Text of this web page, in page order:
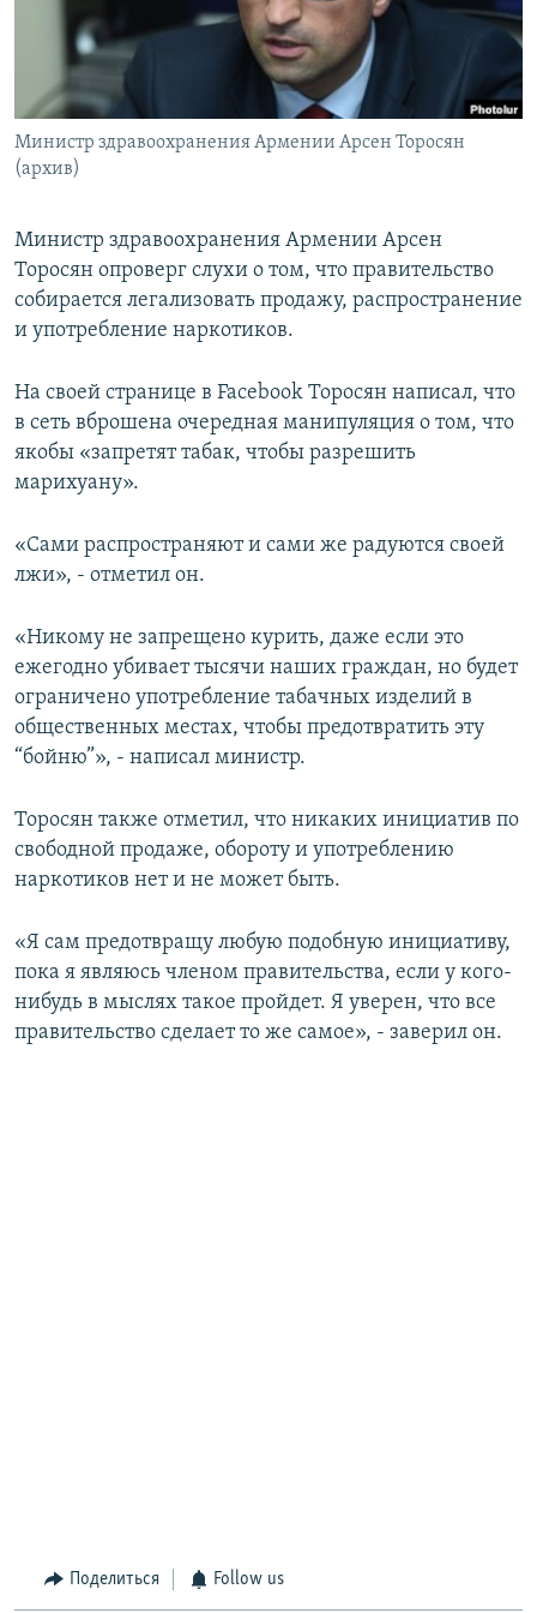
Հայերեն
English
Русский
Министр здравоохранения Армении Арсен Торосян
(архив)
Министр здравоохранения Армении Арсен
Торосян опроверг слухи о том, что правительство
собирается легализовать продажу, распространение
и употребление наркотиков.
На своей странице в Facebook Торосян написал, что
в сеть вброшена очередная манипуляция о том, что
якобы «запретят табак, чтобы разрешить
марихуану».
«Сами распространяют и сами же радуются своей
лжи», - отметил он.
«Никому не запрещено курить, даже если это
ежегодно убивает тысячи наших граждан, но будет
ограничено употребление табачных изделий в
общественных местах, чтобы предотвратить эту
“бойню”», - написал министр.
Торосян также отметил, что никаких инициатив по
свободной продаже, обороту и употреблению
наркотиков нет и не может быть.
«Я сам предотвращу любую подобную инициативу,
пока я являюсь членом правительства, если у кого-
нибудь в мыслях такое пройдет. Я уверен, что все
правительство сделает то же самое», - заверил он.
Поделиться Follow us